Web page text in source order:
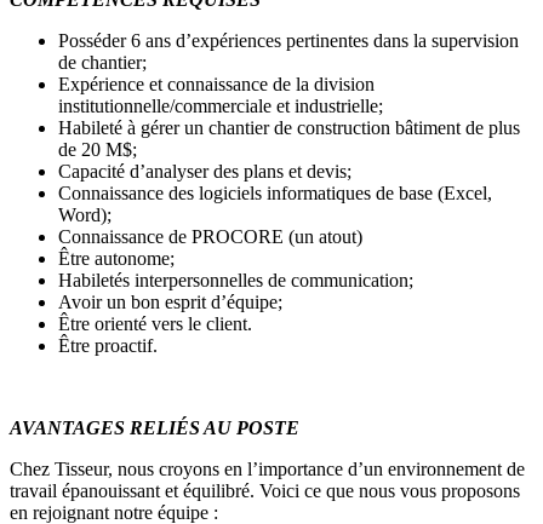
Posséder 6 ans d’expériences pertinentes dans la supervision
de chantier;
Expérience et connaissance de la division
institutionnelle/commerciale et industrielle;
Habileté à gérer un chantier de construction bâtiment de plus
de 20 M$;
Capacité d’analyser des plans et devis;
Connaissance des logiciels informatiques de base (Excel,
Word);
Connaissance de PROCORE (un atout)
Être autonome;
Habiletés interpersonnelles de communication;
Avoir un bon esprit d’équipe;
Être orienté vers le client.
Être proactif.
AVANTAGES RELIÉS AU POSTE
Chez Tisseur, nous croyons en l’importance d’un environnement de
travail épanouissant et équilibré. Voici ce que nous vous proposons
en rejoignant notre équipe :